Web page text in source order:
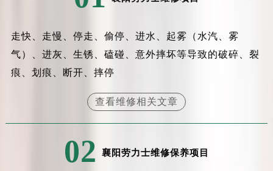
走快、走慢、停走、偷停、进水、起雾（水汽、雾
气）、进灰、生锈、磕碰、意外摔坏等导致的破碎、裂
痕、划痕、断开、摔停
查看维修相关文章
02 襄阳劳力士维修保养项目